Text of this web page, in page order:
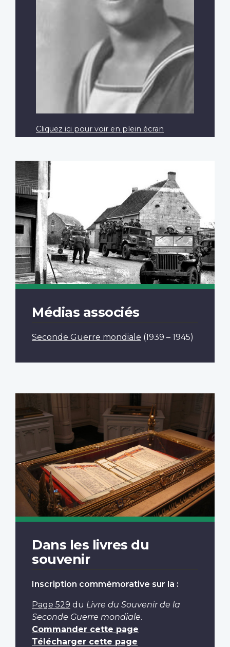
Cliquez ici pour voir en plein écran
Médias associés
Seconde Guerre mondiale (1939 – 1945)
Dans les livres du
souvenir
Inscription commémorative sur la :
Page 529 du Livre du Souvenir de la
Seconde Guerre mondiale.
Commander cette page
Télécharger cette page